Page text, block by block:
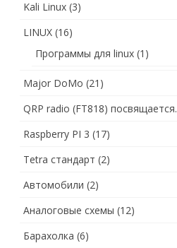
Kali Linux (3)
LINUX (16)
Программы для linux (1)
Major DoMo (21)
QRP radio (FT818) посвящается.
Raspberry PI 3 (17)
Tetra стандарт (2)
Автомобили (2)
Аналоговые схемы (12)
Барахолка (6)